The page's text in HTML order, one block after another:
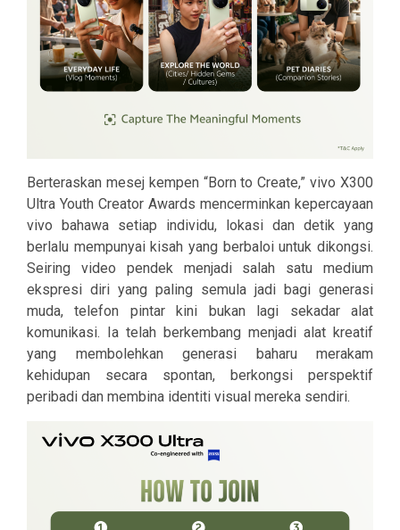
Berteraskan mesej kempen “Born to Create,” vivo X300
Ultra Youth Creator Awards mencerminkan kepercayaan
vivo bahawa setiap individu, lokasi dan detik yang
berlalu mempunyai kisah yang berbaloi untuk dikongsi.
Seiring video pendek menjadi salah satu medium
ekspresi diri yang paling semula jadi bagi generasi
muda, telefon pintar kini bukan lagi sekadar alat
komunikasi. Ia telah berkembang menjadi alat kreatif
yang membolehkan generasi baharu merakam
kehidupan secara spontan, berkongsi perspektif
peribadi dan membina identiti visual mereka sendiri.